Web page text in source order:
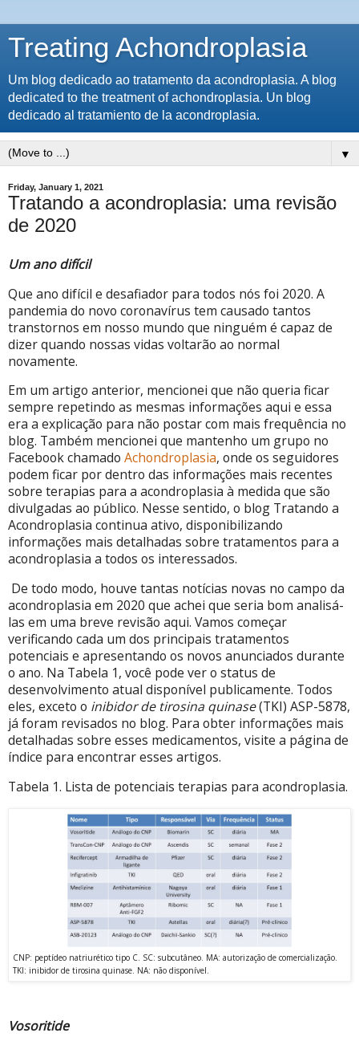
Treating Achondroplasia
Um blog dedicado ao tratamento da acondroplasia. A blog
dedicated to the treatment of achondroplasia. Un blog
dedicado al tratamiento de la acondroplasia.
▼
Friday, January 1, 2021
Tratando a acondroplasia: uma revisão
de 2020
Um ano difícil
Que ano difícil e desafiador para todos nós foi 2020. A
pandemia do novo coronavírus tem causado tantos
transtornos em nosso mundo que ninguém é capaz de
dizer quando nossas vidas voltarão ao normal
novamente.
Em um artigo anterior, mencionei que não queria ficar
sempre repetindo as mesmas informações aqui e essa
era a explicação para não postar com mais frequência no
blog. Também mencionei que mantenho um grupo no
Facebook chamado Achondroplasia, onde os seguidores
podem ficar por dentro das informações mais recentes
sobre terapias para a acondroplasia à medida que são
divulgadas ao público. Nesse sentido, o blog Tratando a
Acondroplasia continua ativo, disponibilizando
informações mais detalhadas sobre tratamentos para a
acondroplasia a todos os interessados.
De todo modo, houve tantas notícias novas no campo da
acondroplasia em 2020 que achei que seria bom analisá-
las em uma breve revisão aqui. Vamos começar
verificando cada um dos principais tratamentos
potenciais e apresentando os novos anunciados durante
o ano. Na Tabela 1, você pode ver o status de
desenvolvimento atual disponível publicamente. Todos
eles, exceto o inibidor de tirosina quinase(TKI) ASP-5878,
já foram revisados ​​no blog. Para obter informações mais
detalhadas sobre esses medicamentos, visite a página de
índice para encontrar esses artigos.
Tabela 1. Lista de potenciais terapias para acondroplasia.
CNP: peptídeo natriurético tipo C. SC: subcutâneo. MA: autorização de comercialização.
TKI: inibidor de tirosina quinase. NA: não disponível.
Vosoritide